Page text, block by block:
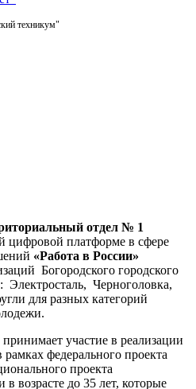
техникум"
отдел № 1
цифровой платформе в сфере
«Работа в России»
Богородского городского
Электросталь, Черноголовка,
для разных категорий
участие в реализации
федерального проекта
проекта
возрасте до 35 лет, которые